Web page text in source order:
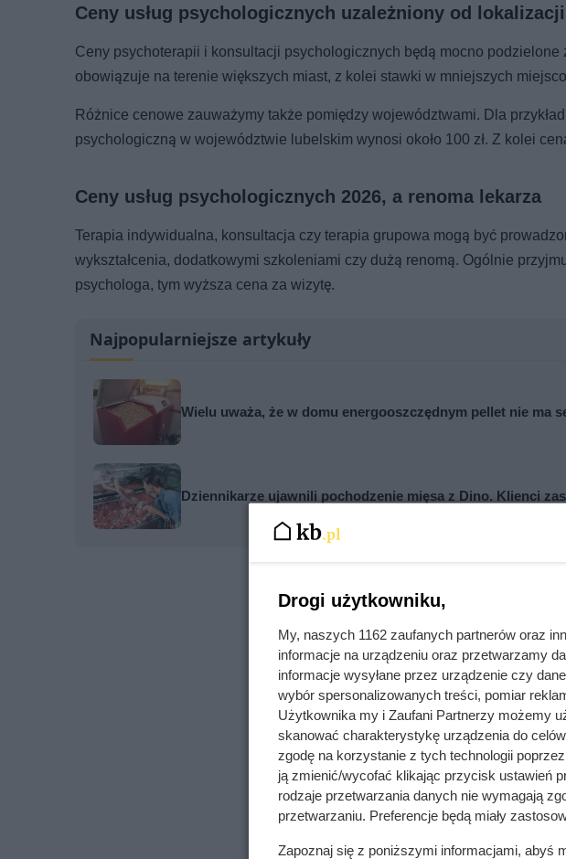
Ceny usług psychologicznych uzależniony od lokalizacji
Ceny psychoterapii i konsultacji psychologicznych będą mocno podzielone
obowiązuje na terenie większych miast, z kolei stawki w mniejszych
Różnice cenowe zauważymy także pomiędzy województwami. Dla
psychologiczną w województwie lubelskim wynosi około 100 zł. Z kolei
Ceny usług psychologicznych 2026, a renoma lekarza
Terapia indywidualna, konsultacja czy terapia grupowa mogą być
wykształcenia, dodatkowymi szkoleniami czy dużą renomą. Ogólnie
psychologa, tym wyższa cena za wizytę.
Najpopularniejsze artykuły
Wielu uważa, że w domu energooszczędnym pellet nie ma
Dziennikarze ujawnili pochodzenie mięsa z Dino. Klienci
Drogi użytkowniku,
My, naszych 1162 zaufanych partnerów oraz
informacje na urządzeniu oraz przetwarzamy
informacje wysyłane przez urządzenie czy
wybór spersonalizowanych treści, pomiar
Użytkownika my i Zaufani Partnerzy możemy
skanować charakterystykę urządzenia do
zgodę na korzystanie z tych technologii
ją zmienić/wycofać klikając przycisk ustawień
rodzaje przetwarzania danych nie wymagają
przetwarzaniu. Preferencje będą miały
Zapoznaj się z poniższymi informacjami, abyś